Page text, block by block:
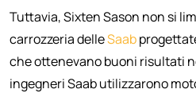
Tuttavia, Sixten Sason non si
carrozzeria delleSaab
che ottenevano buoni risultati
ingegneri Saab utilizzarono